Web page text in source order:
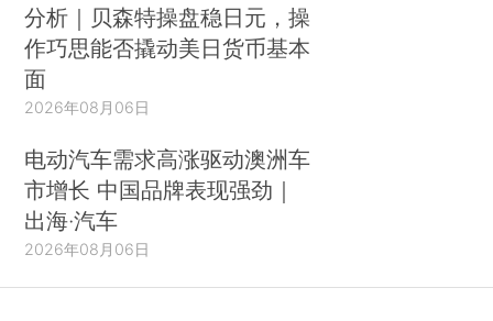
分析｜贝森特操盘稳日元，操
作巧思能否撬动美日货币基本
面
2026年08月06日
电动汽车需求高涨驱动澳洲车
市增长 中国品牌表现强劲｜
出海·汽车
2026年08月06日